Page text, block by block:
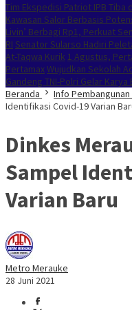
Tim Ekspedisi Patriot IPB Tiba
Kawasan Salor Berbasis
Livin’ Berbagi Rp1, Perkuat
RI Senator Sularso Hadiri
At-Taqwa Kurik 1 Agustus,
PertamaxWujudkan Sekolah
Gandeng TNI-Polri Gelar
Beranda
Info Pembangunan
Identifikasi Covid-19 Varian
Dinkes
Sampel
Varian Baru
Metro Merauke
28 Juni 2021